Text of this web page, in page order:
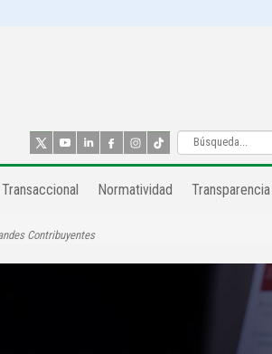
Transaccional Normatividad Transparencia
Contribuyentes